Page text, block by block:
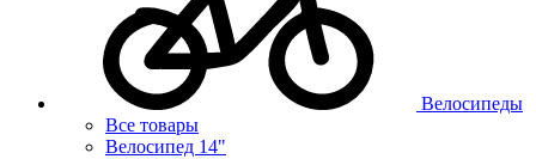
Велосипеды
Все товары
Велосипед 14"